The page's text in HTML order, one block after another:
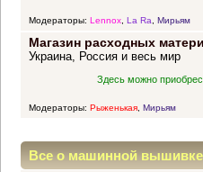
Модераторы: Lennox, La Ra, Мирьям
Магазин расходных
Украина, Россия и весь мир
Здесь можно
Модераторы: Рыженькая, Мирьям
Все о машинной вышивке